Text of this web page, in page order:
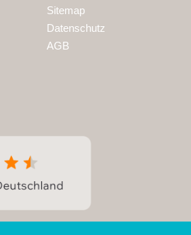
Sitemap
Datenschutz
AGB